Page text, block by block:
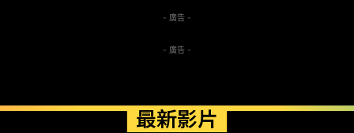
- 廣告 -
- 廣告 -
最新影片